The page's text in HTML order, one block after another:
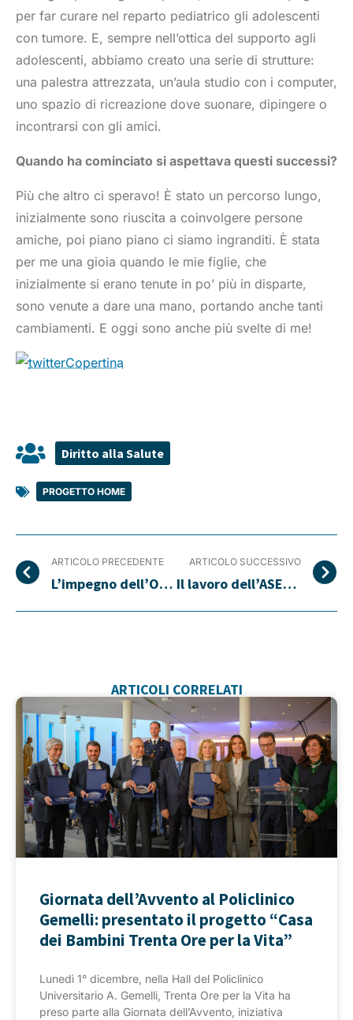
per far curare nel reparto pediatrico gli adolescenti
con tumore. E, sempre nell’ottica del supporto agli
adolescenti, abbiamo creato una serie di strutture:
una palestra attrezzata, un’aula studio con i computer,
uno spazio di ricreazione dove suonare, dipingere o
incontrarsi con gli amici.
Quando ha cominciato si aspettava questi successi?
Più che altro ci speravo! È stato un percorso lungo,
inizialmente sono riuscita a coinvolgere persone
amiche, poi piano piano ci siamo ingranditi. È stata
per me una gioia quando le mie figlie, che
inizialmente si erano tenute in po’ più in disparte,
sono venute a dare una mano, portando anche tanti
cambiamenti. E oggi sono anche più svelte di me!
Diritto alla Salute
PROGETTO HOME
ARTICOLO PRECEDENTE
L’impegno dell’OPEN per non essere soli nella malattia
ARTICOLO SUCCESSIVO
Il lavoro dell’ASEOP da Modena al resto del mondo
ARTICOLI CORRELATI
Giornata dell’Avvento al Policlinico
Gemelli: presentato il progetto “Casa
dei Bambini Trenta Ore per la Vita”
Lunedì 1° dicembre, nella Hall del Policlinico
Universitario A. Gemelli, Trenta Ore per la Vita ha
preso parte alla Giornata dell’Avvento, iniziativa